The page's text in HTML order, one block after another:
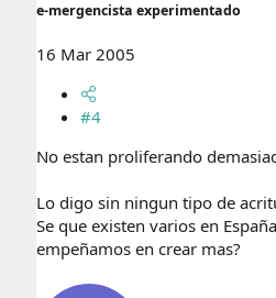
e-mergencista experimentado
16 Mar 2005
#4
No estan proliferando
Lo digo sin ningun tipo de
Se que existen varios en
empeñamos en crear mas?